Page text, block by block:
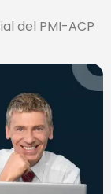
del PMI-ACP